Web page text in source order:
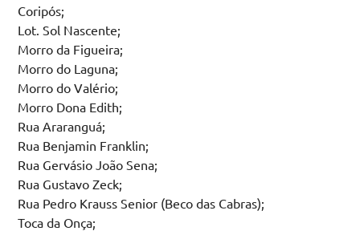
Coripós;
Lot. Sol Nascente;
Morro da Figueira;
Morro do Laguna;
Morro do Valério;
Morro Dona Edith;
Rua Araranguá;
Rua Benjamin Franklin;
Rua Gervásio João Sena;
Rua Gustavo Zeck;
Rua Pedro Krauss Senior (Beco das Cabras);
Toca da Onça;